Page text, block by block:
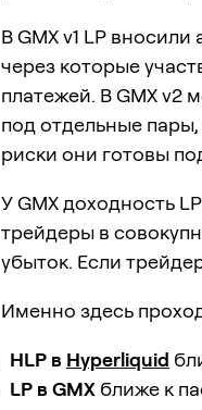
В GMX v1 LP
через которые
платежей. В GMX v2
под отдельные
риски они готовы
У GMX доходность
трейдеры в
убыток. Если
Именно здесь
HLP в Hyperliquid
LP в GMX ближе к